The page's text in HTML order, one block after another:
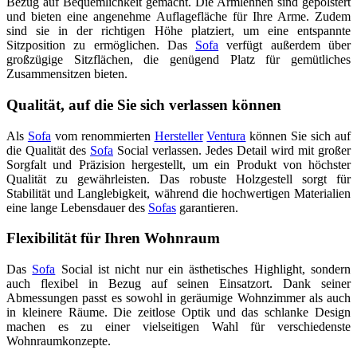
und bieten eine angenehme Auflagefläche für Ihre Arme. Zudem
sind sie in der richtigen Höhe platziert, um eine entspannte
Sitzposition zu ermöglichen. Das Sofa verfügt außerdem über
großzügige Sitzflächen, die genügend Platz für gemütliches
Zusammensitzen bieten.
Qualität, auf die Sie sich verlassen können
Als Sofa vom renommierten Hersteller Ventura können Sie sich auf
die Qualität des Sofa Social verlassen. Jedes Detail wird mit großer
Sorgfalt und Präzision hergestellt, um ein Produkt von höchster
Qualität zu gewährleisten. Das robuste Holzgestell sorgt für
Stabilität und Langlebigkeit, während die hochwertigen Materialien
eine lange Lebensdauer des Sofas garantieren.
Flexibilität für Ihren Wohnraum
Das Sofa Social ist nicht nur ein ästhetisches Highlight, sondern
auch flexibel in Bezug auf seinen Einsatzort. Dank seiner
Abmessungen passt es sowohl in geräumige Wohnzimmer als auch
in kleinere Räume. Die zeitlose Optik und das schlanke Design
machen es zu einer vielseitigen Wahl für verschiedenste
Wohnraumkonzepte.